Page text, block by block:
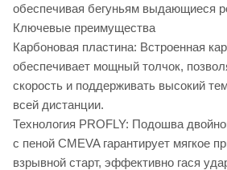
обеспечивая бегуньям выдающиеся
Ключевые преимущества
Карбоновая пластина: Встроенная
обеспечивает мощный толчок,
скорость и поддерживать высокий
всей дистанции.
Технология PROFLY: Подошва
с пеной CMEVA гарантирует мягкое
взрывной старт, эффективно гася